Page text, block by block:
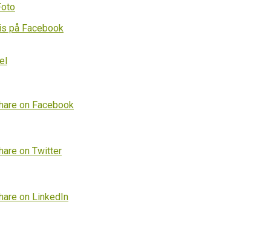
på Facebook
on Facebook
on Twitter
on LinkedIn